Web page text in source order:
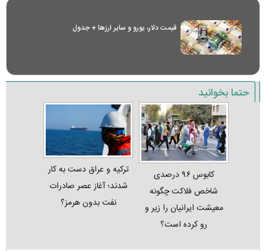
قیمت دلار، یورو و سایر ارز‌ها + جدول
حتما بخوانید
کابوس ۹۶ درصدی
شاخص فلاکت چگونه
معیشت ایرانیان را زیر و
رو کرده است؟
ترکیه و عراق دست به کار
شدند؛ آغاز عصر صادرات
نفت بدون هرمز؟